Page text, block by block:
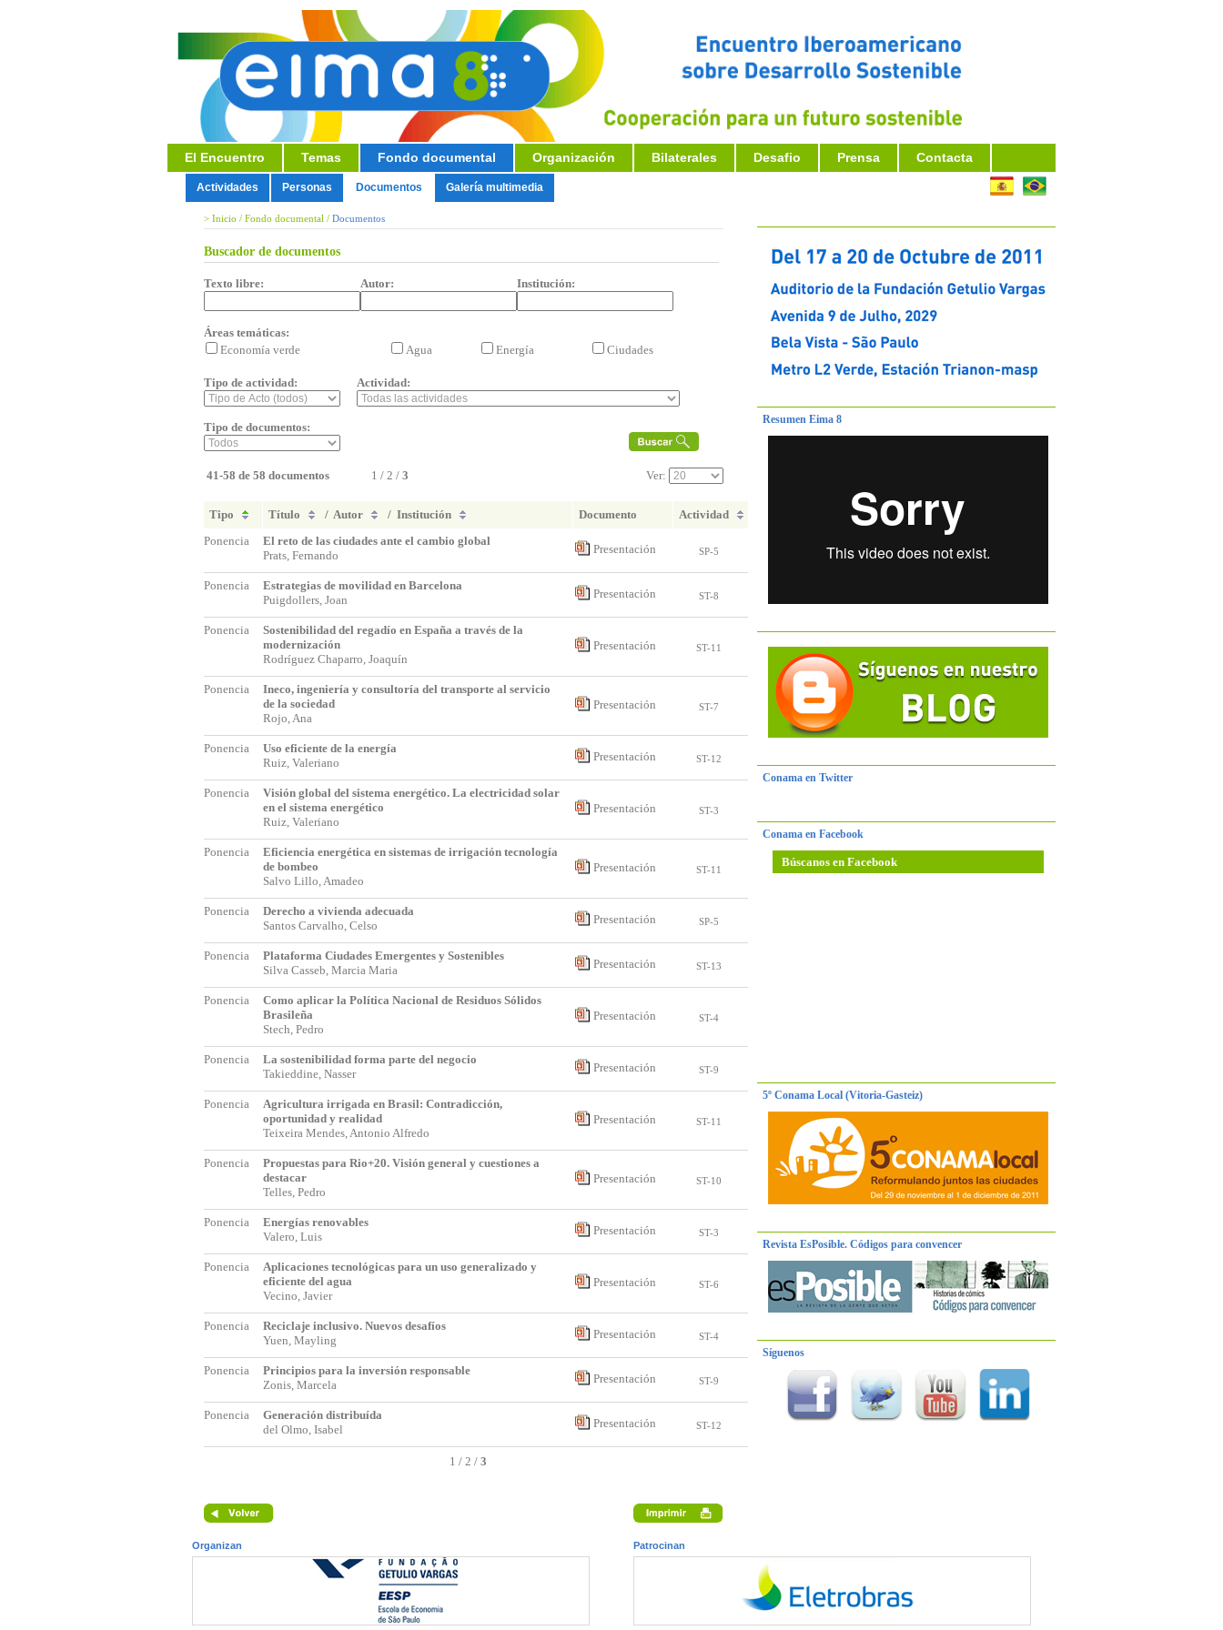
El Encuentro Temas Fondo documental Organización Bilaterales Desafio Prensa Contacta
Actividades Personas Documentos Galería multimedia
Resumen Eima 8
Conama en Twitter
Conama en Facebook
Búscanos en Facebook
5º Conama Local (Vitoria-Gasteiz)
Revista EsPosible. Códigos para convencer
Síguenos
> Inicio / Fondo documental / Documentos
Buscador de documentos
Texto libre: Autor: Institución:
Áreas temáticas:
Economía verde
Agua Energía Ciudades
Tipo de actividad: Actividad:
Tipo de documentos:
41-58 de 58 documentos 1 / 2 / 3 Ver:
Tipo Título / Autor / Institución Documento
Actividad
Ponencia
El reto de las ciudades ante el cambio global
Prats, Fernando
Presentación SP-5
Ponencia
Estrategias de movilidad en Barcelona
Puigdollers, Joan
Presentación ST-8
Ponencia
Sostenibilidad del regadío en España a través de la
modernización
Rodríguez Chaparro, Joaquín
Presentación ST-11
Ponencia
Ineco, ingeniería y consultoría del transporte al servicio
de la sociedad
Rojo, Ana
Presentación ST-7
Ponencia
Uso eficiente de la energía
Ruiz, Valeriano
Presentación ST-12
Ponencia
Visión global del sistema energético. La electricidad solar
en el sistema energético
Ruiz, Valeriano
Presentación ST-3
Ponencia
Eficiencia energética en sistemas de irrigación tecnología
de bombeo
Salvo Lillo, Amadeo
Presentación ST-11
Ponencia
Derecho a vivienda adecuada
Santos Carvalho, Celso
Presentación SP-5
Ponencia
Plataforma Ciudades Emergentes y Sostenibles
Silva Casseb, Marcia Maria
Presentación ST-13
Ponencia
Como aplicar la Política Nacional de Residuos Sólidos
Brasileña
Stech, Pedro
Presentación ST-4
Ponencia
La sostenibilidad forma parte del negocio
Takieddine, Nasser
Presentación ST-9
Ponencia
Agricultura irrigada en Brasil: Contradicción,
oportunidad y realidad
Teixeira Mendes, Antonio Alfredo
Presentación ST-11
Ponencia
Propuestas para Rio+20. Visión general y cuestiones a
destacar
Telles, Pedro
Presentación ST-10
Ponencia
Energías renovables
Valero, Luis
Presentación ST-3
Ponencia
Aplicaciones tecnológicas para un uso generalizado y
eficiente del agua
Vecino, Javier
Presentación ST-6
Ponencia
Reciclaje inclusivo. Nuevos desafíos
Yuen, Mayling
Presentación ST-4
Ponencia
Principios para la inversión responsable
Zonis, Marcela
Presentación ST-9
Ponencia
Generación distribuída
del Olmo, Isabel
Presentación ST-12
1 / 2 /3
Patrocinan
Organizan